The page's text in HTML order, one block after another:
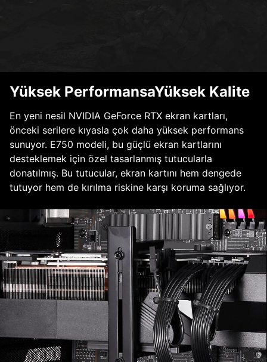
Yüksek PerformansaYüksek Kalite
En yeni nesil NVIDIA GeForce RTX ekran kartları,
önceki serilere kıyasla çok daha yüksek performans
sunuyor. E750 modeli, bu güçlü ekran kartlarını
desteklemek için özel tasarlanmış tutucularla
donatılmış. Bu tutucular, ekran kartını hem dengede
tutuyor hem de kırılma riskine karşı koruma sağlıyor.